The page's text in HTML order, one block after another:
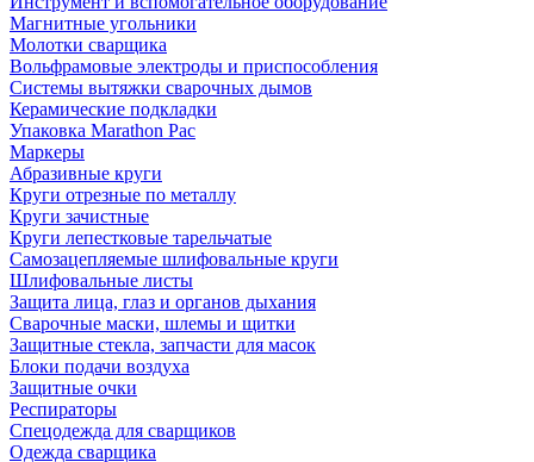
Магнитные угольники
Молотки сварщика
Вольфрамовые электроды и приспособления
Системы вытяжки сварочных дымов
Керамические подкладки
Упаковка Marathon Pac
Маркеры
Абразивные круги
Круги отрезные по металлу
Круги зачистные
Круги лепестковые тарельчатые
Самозацепляемые шлифовальные круги
Шлифовальные листы
Защита лица, глаз и органов дыхания
Сварочные маски, шлемы и щитки
Защитные стекла, запчасти для масок
Блоки подачи воздуха
Защитные очки
Респираторы
Спецодежда для сварщиков
Одежда сварщика